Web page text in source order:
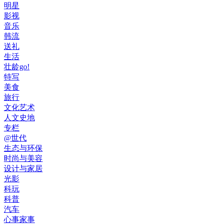
明星
影视
音乐
韩流
送礼
生活
壮龄go!
特写
美食
旅行
文化艺术
人文史地
专栏
@世代
生态与环保
时尚与美容
设计与家居
光影
科玩
科普
汽车
心事家事